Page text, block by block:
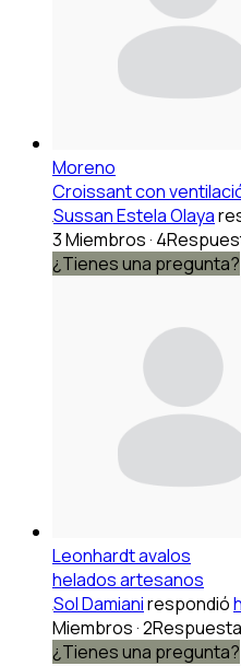
Moreno
Croissant con
Sussan Estela Olaya
3 Miembros·
¿Tienes una pregunta?
Leonhardt avalos
helados artesanos
Sol Damianirespondió
Miembros·
¿Tienes una pregunta?